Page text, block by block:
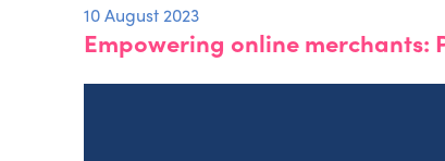
10 August 2023
Empowering online merchants: